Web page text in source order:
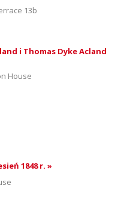
13b
i Thomas Dyke Acland
House
1848 r. »